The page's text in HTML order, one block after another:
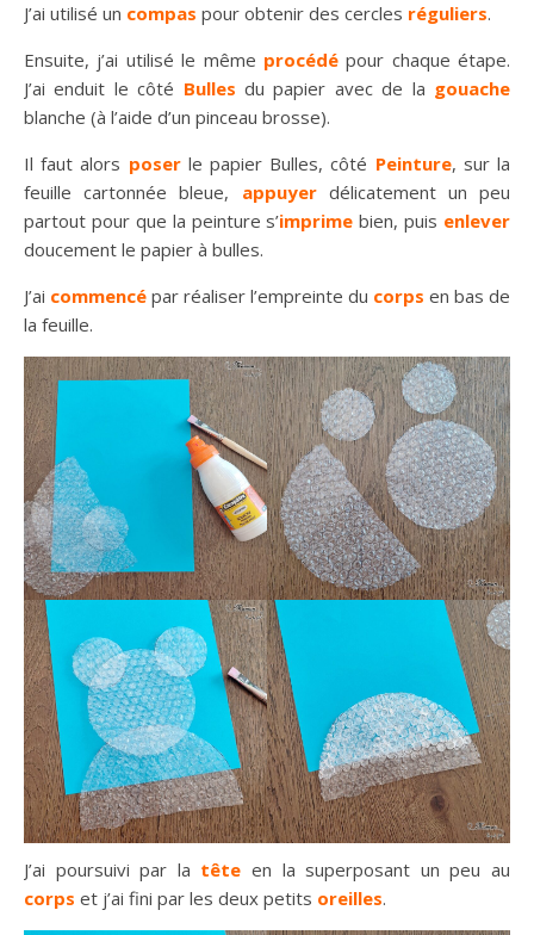
J’ai utilisé un compas pour obtenir des cercles réguliers.
Ensuite, j’ai utilisé le même procédé pour chaque étape.
J’ai enduit le côté Bulles du papier avec de la gouache
blanche (à l’aide d’un pinceau brosse).
Il faut alors poser le papier Bulles, côté Peinture, sur la
feuille cartonnée bleue, appuyer délicatement un peu
partout pour que la peinture s’imprime bien, puis enlever
doucement le papier à bulles.
J’ai commencé par réaliser l’empreinte du corps en bas de
la feuille.
J’ai poursuivi par la tête en la superposant un peu au
corps et j’ai fini par les deux petits oreilles.